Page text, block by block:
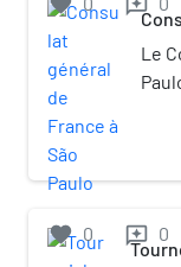
reviews
Le
le
favorite 0 reviews 0